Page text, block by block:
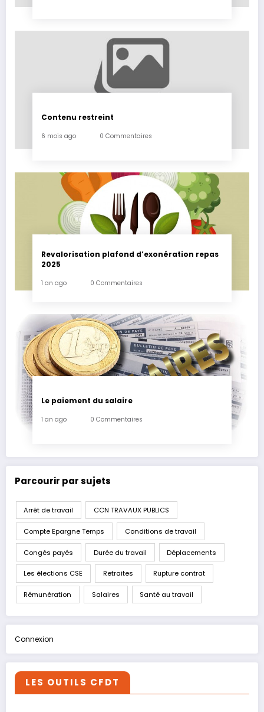
Contenu restreint
6 mois ago 0 Commentaires
Revalorisation plafond d’exonération repas
2025
1 an ago 0 Commentaires
Le paiement du salaire
1 an ago 0 Commentaires
Parcourir par sujets
Arrêt de travail CCN TRAVAUX PUBLICS
Compte Epargne Temps Conditions de travail
Congés payés Durée du travail Déplacements
Les élections CSE Retraites Rupture contrat
Rémunération Salaires Santé au travail
Connexion
LES OUTILS CFDT